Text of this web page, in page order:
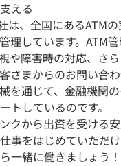
える
は、全国にあるATM
理しています。ATM
や障害時の対応、さ
さまからのお問い合
を通じて、金融機関
トしているのです。
クから出資を受ける
事をはじめていただ
一緒に働きましょう！